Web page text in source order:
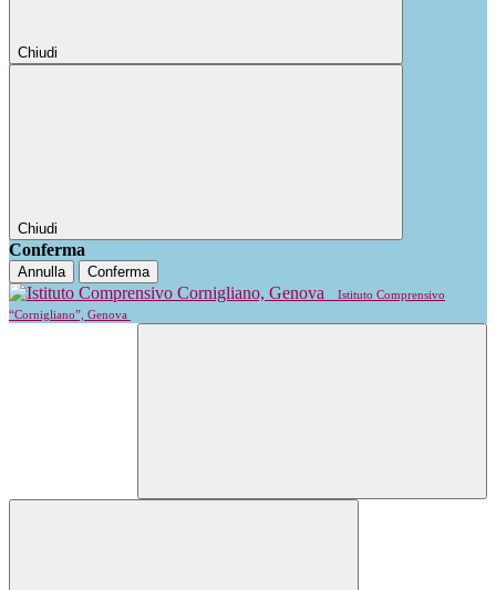
Chiudi
Chiudi
Conferma
Annulla Conferma
Istituto Comprensivo
“Cornigliano”, Genova